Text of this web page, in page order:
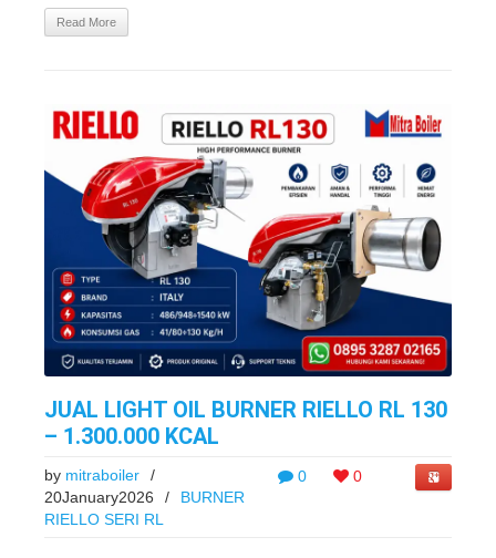
Read More
JUAL LIGHT OIL BURNER RIELLO RL 130
– 1.300.000 KCAL
0 0
by mitraboiler
/
20January2026
/
BURNER
RIELLO SERI RL